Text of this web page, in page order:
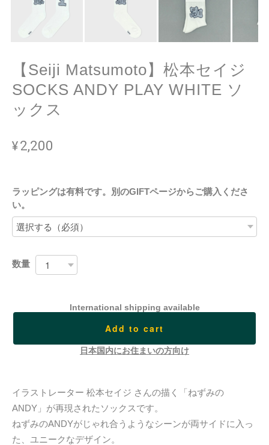
【Seiji Matsumoto】松本セイジ
SOCKS ANDY PLAY WHITE ソ
ックス
¥2,200
ラッピングは有料です。別のGIFTページからご購入くださ
い。
数量
International shipping available
Add to cart
日本国内にお住まいの方向け
イラストレーター 松本セイジ さんの描く「ねずみの
ANDY」が再現されたソックスです。
ねずみのANDYがじゃれ合うようなシーンが両サイドに入っ
た、ユニークなデザイン。